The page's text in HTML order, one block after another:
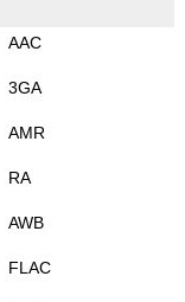
AAC
3GA
AMR
RA
AWB
FLAC